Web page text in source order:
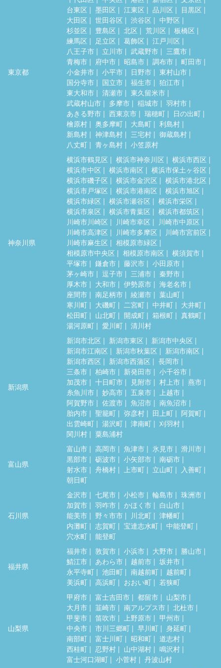
東京都
台東区
墨田区 江東区 品川区
目黒区
大田区
世田谷区 渋谷区
中野区
杉並区
豊島区 北区 荒川区
板橋区
練馬区
足立区 葛飾区
江戸川区
八王子市
立川市 武蔵野市
三鷹市
青梅市
府中市 昭島市 調布市
町田市
小金井市
小平市 日野市
東村山市
国分寺市
国立市 福生市
狛江市
東大和市
清瀬市
東久留米市
武蔵村山市
多摩市 稲城市
羽村市
あきる野市
西東京市 瑞穂町
日の出町
檜原村
奥多摩町 大島町
利島村
新島村
神津島村 三宅村
御蔵島村
八丈町
青ヶ島村 小笠原村
神奈川県
横浜市鶴見区 横浜市神奈川区
横浜市西区
横浜市中区
横浜市南区
横浜市保土ヶ谷区
横浜市磯子区
横浜市金沢区
横浜市港北区
横浜市戸塚区
横浜市港南区
横浜市旭区
横浜市緑区
横浜市瀬谷区
横浜市栄区
横浜市泉区
横浜市青葉区
横浜市都筑区
川崎市川崎区
川崎市幸区
川崎市中原区
川崎市高津区
川崎市多摩区
川崎市宮前区
川崎市麻生区
相模原市緑区
相模原市中央区
相模原市南区
横須賀市
平塚市
鎌倉市 藤沢市
小田原市
茅ヶ崎市
逗子市 三浦市
秦野市
厚木市
大和市 伊勢原市
海老名市
座間市
南足柄市 綾瀬市
葉山町
寒川町
大磯町 二宮町 中井町
大井町
松田町
山北町 開成町 箱根町
真鶴町
湯河原町
愛川町 清川村
新潟県
新潟市北区 新潟市東区
新潟市中央区
新潟市江南区
新潟市秋葉区
新潟市南区
新潟市西区
新潟市西蒲区
長岡市
三条市
柏崎市 新発田市
小千谷市
加茂市
十日町市 見附市 村上市
燕市
糸魚川市
妙高市 五泉市
上越市
阿賀野市
佐渡市 魚沼市
南魚沼市
胎内市
聖籠町 弥彦村 田上町
阿賀町
出雲崎町
湯沢町 津南町
刈羽村
関川村
粟島浦村
富山県
富山市 高岡市 魚津市 氷見市
滑川市
黒部市
砺波市 小矢部市
南砺市
射水市
舟橋村 上市町 立山町
入善町
朝日町
石川県
金沢市 七尾市 小松市 輪島市
珠洲市
加賀市
羽咋市 かほく市
白山市
能美市
野々市市 川北町
津幡町
内灘町
志賀町 宝達志水町
中能登町
穴水町
能登町
福井県
福井市 敦賀市 小浜市 大野市
勝山市
鯖江市
あわら市 越前市
坂井市
永平寺町
池田町 南越前町
越前町
美浜町
高浜町 おおい町 若狭町
山梨県
甲府市 富士吉田市 都留市
山梨市
大月市
韮崎市 南アルプス市
北杜市
甲斐市
笛吹市 上野原市
甲州市
中央市
市川三郷町 早川町
身延町
南部町
富士川町 昭和町
道志村
西桂町
忍野村 山中湖村
鳴沢村
富士河口湖町
小菅村 丹波山村